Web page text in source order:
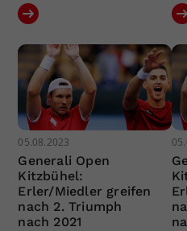
05.08.2023
Generali Open
Kitzbühel:
Erler/Miedler greifen
nach 2. Triumph
nach 2021